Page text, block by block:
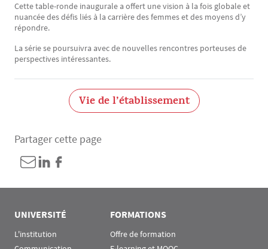
Cette table-ronde inaugurale a offert une vision à la fois globale et
nuancée des défis liés à la carrière des femmes et des moyens d’y
répondre.
La série se poursuivra avec de nouvelles rencontres porteuses de
perspectives intéressantes.
Vie de l’établissement
Partager cette page
UNIVERSITÉ
L'institution
FORMATIONS
Offre de formation